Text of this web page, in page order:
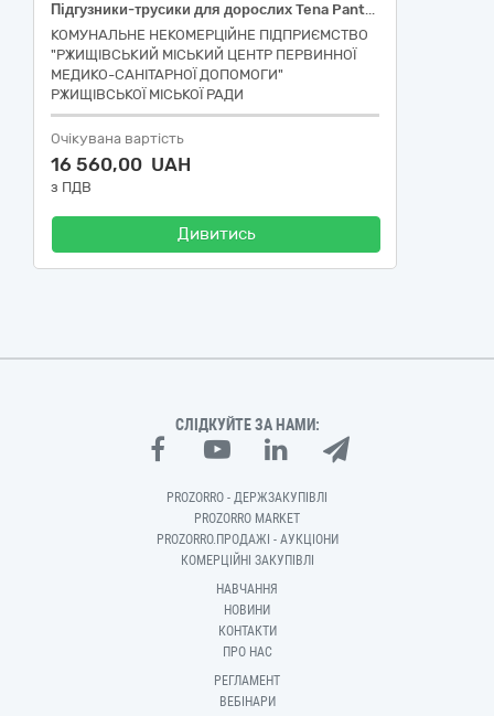
Підгузники-трусики для дорослих Tena Pants Normal розмір M (по 30шт в упак.)
КОМУНАЛЬНЕ НЕКОМЕРЦІЙНЕ ПІДПРИЄМСТВО
"РЖИЩІВСЬКИЙ МІСЬКИЙ ЦЕНТР ПЕРВИННОЇ
МЕДИКО-САНІТАРНОЇ ДОПОМОГИ"
РЖИЩІВСЬКОЇ МІСЬКОЇ РАДИ
Очікувана вартість
16 560,00 UAH
з ПДВ
Дивитись
СЛІДКУЙТЕ ЗА НАМИ:
PROZORRO - ДЕРЖЗАКУПІВЛІ
PROZORRO MARKET
PROZORRO.ПРОДАЖІ - АУКЦІОНИ
КОМЕРЦІЙНІ ЗАКУПІВЛІ
НАВЧАННЯ
НОВИНИ
КОНТАКТИ
ПРО НАС
РЕГЛАМЕНТ
ВЕБІНАРИ